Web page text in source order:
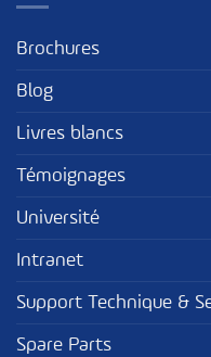
Brochures
Blog
Livres blancs
Témoignages
Université
Intranet
Support Technique &
Spare Parts